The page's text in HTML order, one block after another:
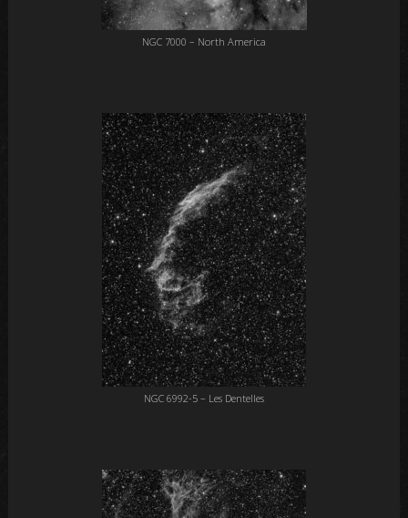
NGC 7000 – North America
NGC 6992-5 – Les Dentelles